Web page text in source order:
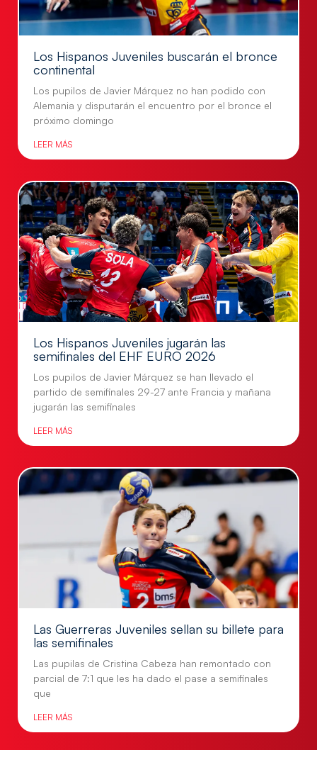
Los Hispanos Juveniles buscarán el bronce
continental
Los pupilos de Javier Márquez no han podido con
Alemania y disputarán el encuentro por el bronce el
próximo domingo
LEER MÁS
Los Hispanos Juveniles jugarán las
semifinales del EHF EURO 2026
Los pupilos de Javier Márquez se han llevado el
partido de semifinales 29-27 ante Francia y mañana
jugarán las semifinales
LEER MÁS
Las Guerreras Juveniles sellan su billete para
las semifinales
Las pupilas de Cristina Cabeza han remontado con
parcial de 7:1 que les ha dado el pase a semifinales
que
LEER MÁS